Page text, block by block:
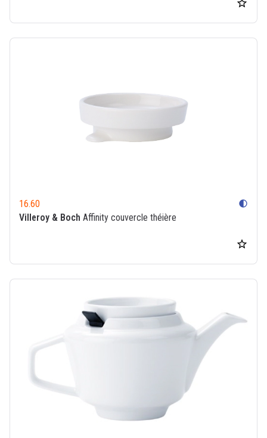
16.60 contrast
Villeroy & Boch Affinity couvercle théière